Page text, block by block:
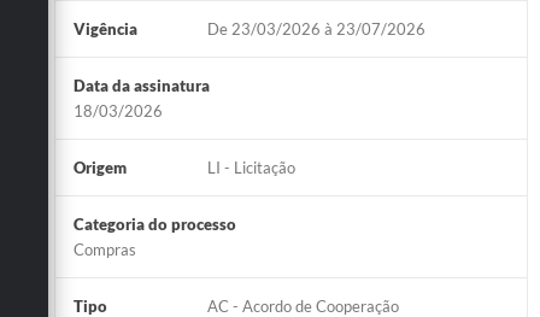
Vigência De 23/03/2026 à 23/07/2026
Data da assinatura
18/03/2026
Origem LI - Licitação
Categoria do processo
Compras
Tipo AC - Acordo de Cooperação